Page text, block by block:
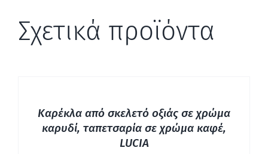
Σχετικά προϊόντα
Καρέκλα από σκελετό οξιάς σε χρώμα
καρυδί, ταπετσαρία σε χρώμα καφέ,
LUCIA